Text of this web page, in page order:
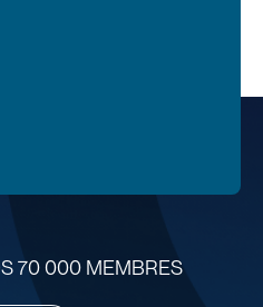
70 000 MEMBRES